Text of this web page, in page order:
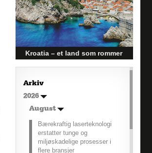
fremtiden for transport, men deres
effektivitet under utfordrende
vinterforhold kan være en
utfordring.
Kroatia – et land som rommer
mer enn kysten
Kroatia forbindes ofte med sol,
bading og klart hav, men landet
har langt flere sider enn det
førsteinntrykket mange sitter igjen
Arkiv
2026
August
Bærekraftig laserteknologi
erstatter tunge og
miljøskadelige prosesser i
flere bransjer